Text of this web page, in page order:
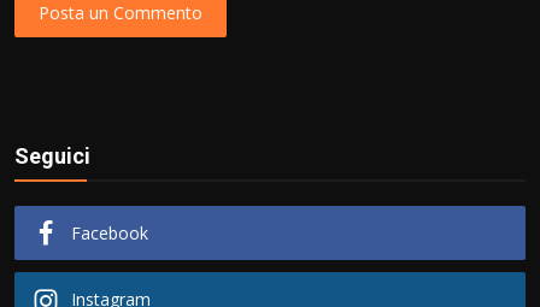
Posta un Commento
Seguici
Facebook
Instagram